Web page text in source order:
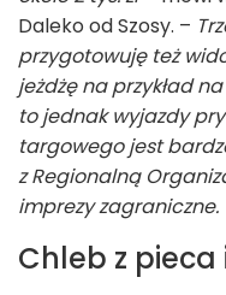
Daleko od Szosy. –
przygotowuję też
jeżdżę na przykład
to jednak wyjazdy
targowego jest
z Regionalną
imprezy zagraniczne.
Chleb z pieca